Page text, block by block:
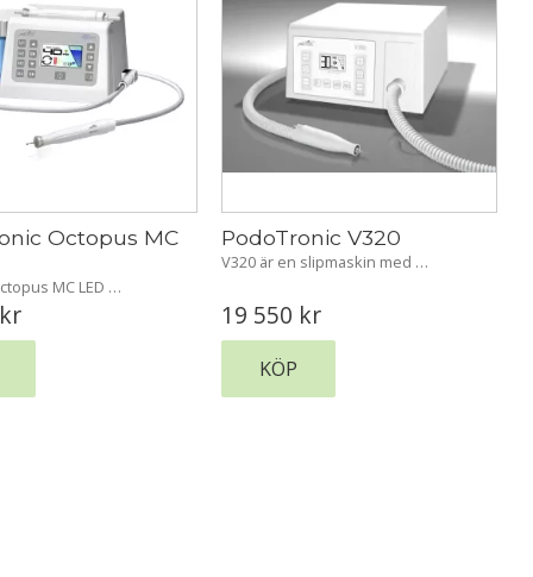
Octopus MC
MC LED
En stor digital
all användbar
siffror, grafik och
kr
PodoTronic V320
V320 är en slipmaskin med
användbar information i siffror,
19 550 kr
KÖP